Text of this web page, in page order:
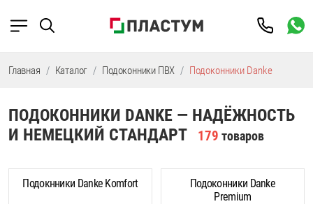
Главная Каталог Подоконники ПВХ Подоконники Danke
ПОДОКОННИКИ DANKE — НАДЁЖНОСТЬ
И НЕМЕЦКИЙ СТАНДАРТ
179 товаров
Подокнники Danke Komfort
Подоконники Danke
Premium